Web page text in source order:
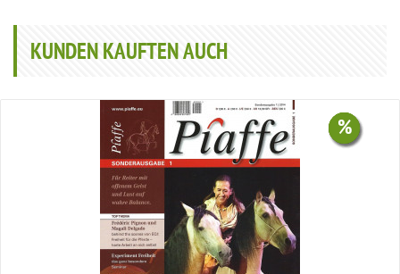
KUNDEN KAUFTEN AUCH
%
%
%
%
%